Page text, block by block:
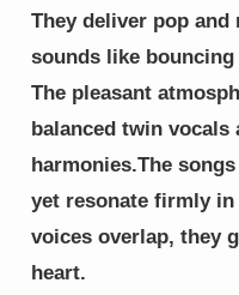
They deliver pop
sounds like
The pleasant
balanced twin vocals
harmonies.The
yet resonate firmly
voices overlap, they
heart.